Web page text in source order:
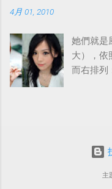
4月 01, 2010
她們就是
大），依
而右排列
蔓）、
主